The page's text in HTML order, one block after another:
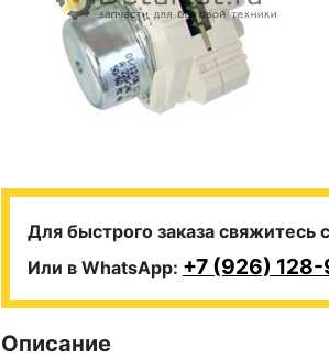
Для быстрого заказа свяжитесь
Или в WhatsApp: +7 (926)
Описание